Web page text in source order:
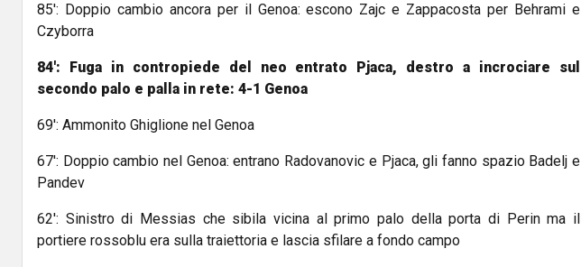
85': Doppio cambio ancora per il Genoa: escono Zajc e Zappacosta per Behrami e
Czyborra
84': Fuga in contropiede del neo entrato Pjaca, destro a incrociare sul
secondo palo e palla in rete: 4-1 Genoa
69': Ammonito Ghiglione nel Genoa
67': Doppio cambio nel Genoa: entrano Radovanovic e Pjaca, gli fanno spazio Badelj e
Pandev
62': Sinistro di Messias che sibila vicina al primo palo della porta di Perin ma il
portiere rossoblu era sulla traiettoria e lascia sfilare a fondo campo